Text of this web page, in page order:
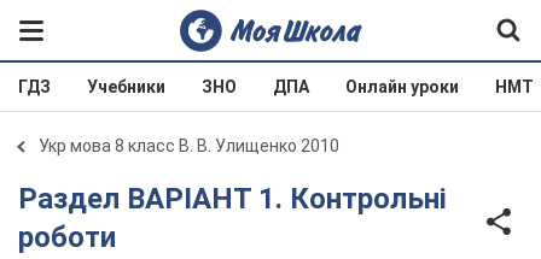
ГДЗ Учебники ЗНО ДПА Онлайн уроки НМТ
Укр мова 8 класс В. В. Улищенко 2010
Раздел ВАРІАНТ 1. Контрольні
роботи